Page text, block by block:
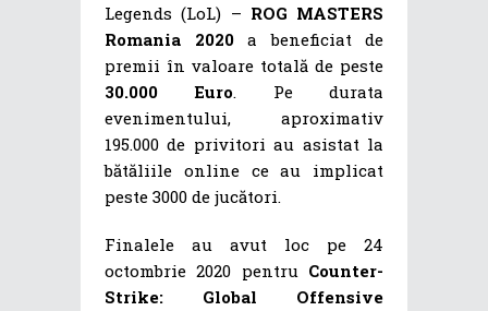
Legends (LoL) – ROG MASTERS
Romania 2020a beneficiat de
premii în valoare totală de peste
30.000 Euro. Pe durata
evenimentului, aproximativ
195.000 de privitori au asistat la
bătăliile online ce au implicat
peste 3000 de jucători.
Finalele au avut loc pe 24
octombrie 2020 pentru Counter-
Strike: Global Offensive